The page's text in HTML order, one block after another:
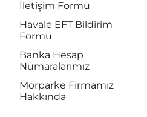
İletişim Formu
Havale EFT Bildirim
Formu
Banka Hesap
Numaralarımız
Morparke Firmamız
Hakkında